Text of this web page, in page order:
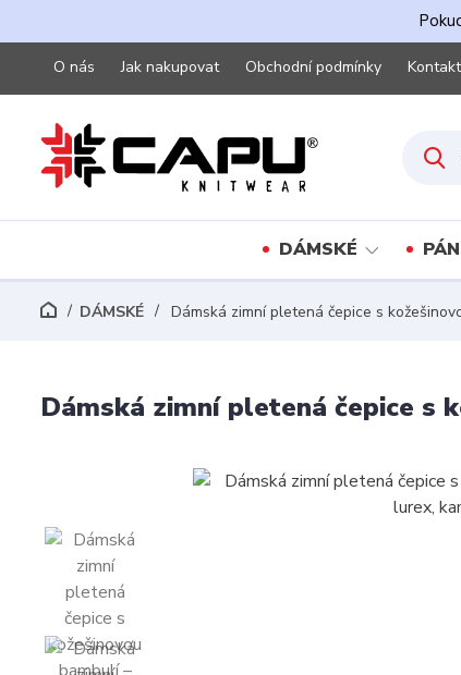
O nás Jak nakupovat Obchodní podmínky
DÁMSKÉ
DÁMSKÉ Dámská zimní pletená čepice s
Dámská zimní pletená čepice s